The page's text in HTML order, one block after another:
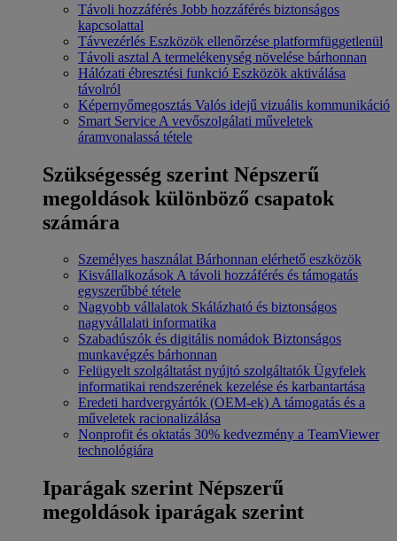
Távoli hozzáférés Jobb hozzáférés biztonságos
kapcsolattal
Távvezérlés Eszközök ellenőrzése platformfüggetlenül
Távoli asztal A termelékenység növelése bárhonnan
Hálózati ébresztési funkció Eszközök aktiválása
távolról
Képernyőmegosztás Valós idejű vizuális kommunikáció
Smart Service A vevőszolgálati műveletek
áramvonalassá tétele
Szükségesség szerint Népszerű
megoldások különböző csapatok
számára
Személyes használat Bárhonnan elérhető eszközök
KisvállalkozásokA távoli hozzáférés és támogatás
egyszerűbbé tétele
Nagyobb vállalatok Skálázható és biztonságos
nagyvállalati informatika
Szabadúszók és digitális nomádok Biztonságos
munkavégzés bárhonnan
Felügyelt szolgáltatást nyújtó szolgáltatók Ügyfelek
informatikai rendszerének kezelése és karbantartása
Eredeti hardvergyártók (OEM-ek)A támogatás és a
műveletek racionalizálása
Nonprofit és oktatás 30% kedvezmény a TeamViewer
technológiára
Iparágak szerint Népszerű
megoldások iparágak szerint